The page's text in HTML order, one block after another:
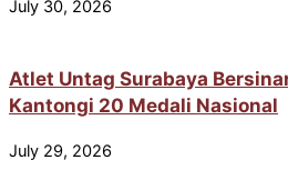
July 30, 2026
Atlet Untag Surabaya
Kantongi 20 Medali Nasional
July 29, 2026